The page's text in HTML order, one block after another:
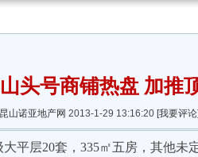
头号商铺热盘 加推
昆山诺亚地产网 2013-1-29 13:16:20 [我要评论]
大平层20套， 335㎡五房，其他未